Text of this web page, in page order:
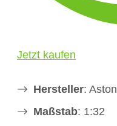
Jetzt kaufen
Hersteller: Aston
Maßstab: 1:32